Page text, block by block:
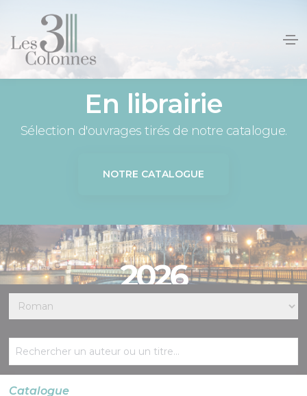
En librairie
Sélection d'ouvrages tirés de notre catalogue.
NOTRE CATALOGUE
2026
Catalogue